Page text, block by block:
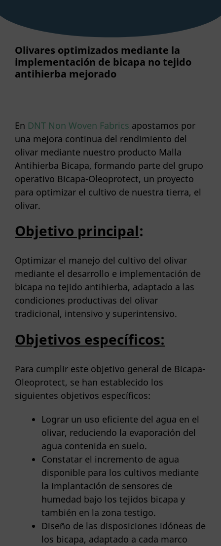
Olivares optimizados mediante la
implementación de bicapa no tejido
antihierba mejorado
En DNT Non Woven Fabrics apostamos por
una mejora continua del rendimiento del
olivar mediante nuestro producto Malla
Antihierba Bicapa, formando parte del grupo
operativo Bicapa-Oleoprotect, un proyecto
para optimizar el cultivo de nuestra tierra, el
olivar.
Objetivo principal:
Optimizar el manejo del cultivo del olivar
mediante el desarrollo e implementación de
bicapa no tejido antihierba, adaptado a las
condiciones productivas del olivar
tradicional, intensivo y superintensivo.
Objetivos específicos:
Para cumplir este objetivo general de Bicapa-
Oleoprotect, se han establecido los
siguientes objetivos específicos:
Lograr un uso eficiente del agua en el
olivar, reduciendo la evaporación del
agua contenida en suelo.
Constatar el incremento de agua
disponible para los cultivos mediante
la implantación de sensores de
humedad bajo los tejidos bicapa y
también en la zona testigo.
Diseño de las disposiciones idóneas de
los bicapa, adaptado a cada marco